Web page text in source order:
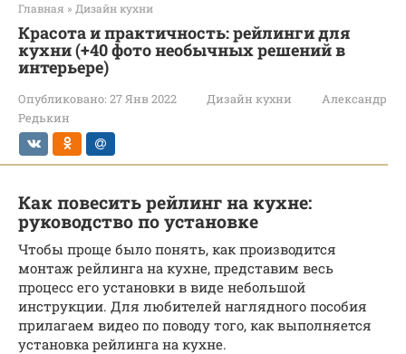
Главная » Дизайн кухни
Красота и практичность: рейлинги для
кухни (+40 фото необычных решений в
интерьере)
Опубликовано: 27 Янв 2022 Дизайн кухни
Александр
Редькин
Как повесить рейлинг на кухне:
руководство по установке
Чтобы проще было понять, как производится
монтаж рейлинга на кухне, представим весь
процесс его установки в виде небольшой
инструкции. Для любителей наглядного пособия
прилагаем видео по поводу того, как выполняется
установка рейлинга на кухне.